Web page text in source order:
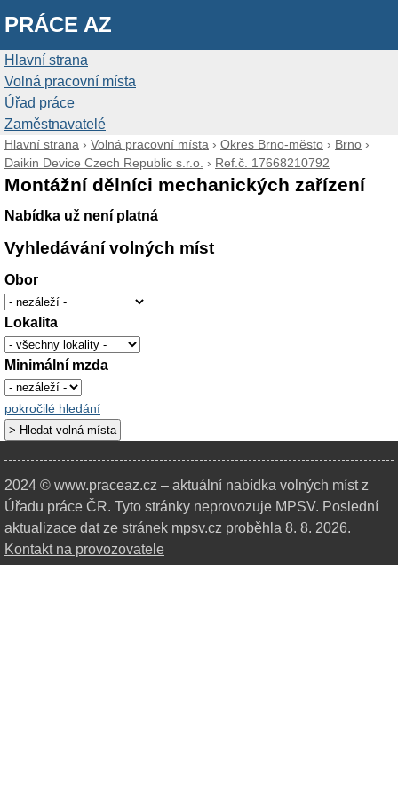
PRÁCE AZ
Hlavní strana
Volná pracovní místa
Úřad práce
Zaměstnavatelé
Hlavní strana › Volná pracovní místa › Okres Brno-město › Brno ›
Daikin Device Czech Republic s.r.o. › Ref.č. 17668210792
Montážní dělníci mechanických zařízení
Nabídka už není platná
Vyhledávání volných míst
Obor
Lokalita
Minimální mzda
pokročilé hledání
2024 © www.praceaz.cz – aktuální nabídka volných míst z
Úřadu práce ČR. Tyto stránky neprovozuje MPSV. Poslední
aktualizace dat ze stránek mpsv.cz proběhla 8. 8. 2026.
Kontakt na provozovatele